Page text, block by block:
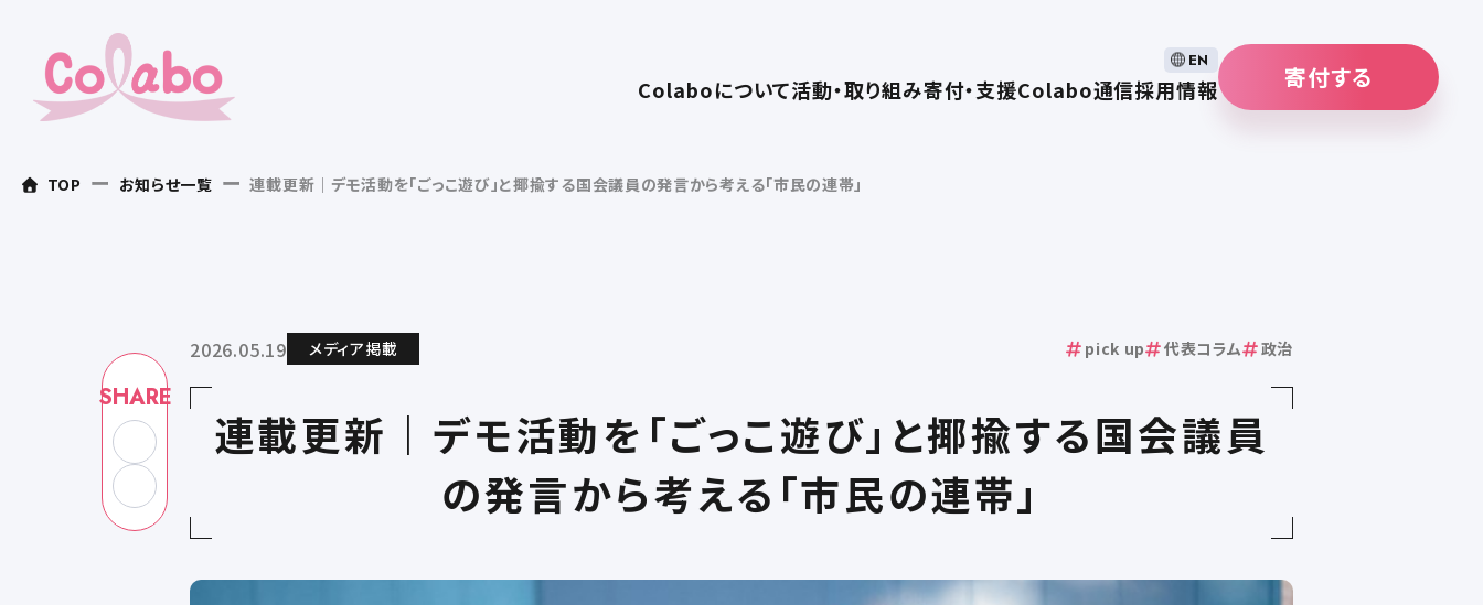
EN
Colaboについて活動・取り組み寄付・支援Colabo通信採用情報 寄付する
TOP お知らせ一覧 連載更新｜デモ活動を「ごっこ遊び」と揶揄する国会議員の発言から考える「市民の連帯」
2026.05.19 メディア掲載 pick up 代表コラム 政治
連載更新｜デモ活動を「ごっこ遊び」と揶揄する国会議員
の発言から考える「市民の連帯」
SHARE